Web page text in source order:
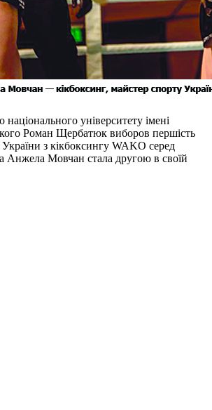
національного університету імені
Роман Щербатюк виборов першість
з кікбоксингу WAKO серед
Анжела Мовчан стала другою в своїй